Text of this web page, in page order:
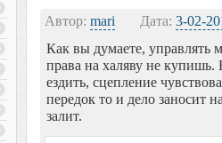
Автор: mari Дата: 3-02-
Как вы думаете, управлять
права на халяву не
ездить, сцепление
передок то и дело заносит
залит.